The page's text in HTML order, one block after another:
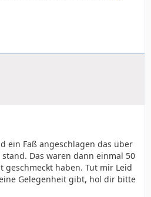
ein Faß angeschlagen das über
Das waren dann einmal 50
geschmeckt haben. Tut mir Leid
Gelegenheit gibt, hol dir bitte